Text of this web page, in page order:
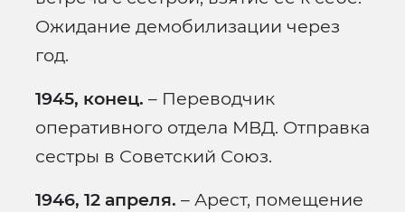
Ожидание демобилизации через
год.
1945, конец. – Переводчик
оперативного отдела МВД. Отправка
сестры в Советский Союз.
1946, 12 апреля. – Арест, помещение